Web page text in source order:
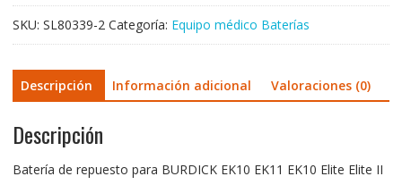
Elite
II
cantidad
SKU: SL80339-2 Categoría: Equipo médico Baterías
Descripción Información adicional Valoraciones (0)
Descripción
Batería de repuesto para BURDICK EK10 EK11 EK10 Elite Elite II